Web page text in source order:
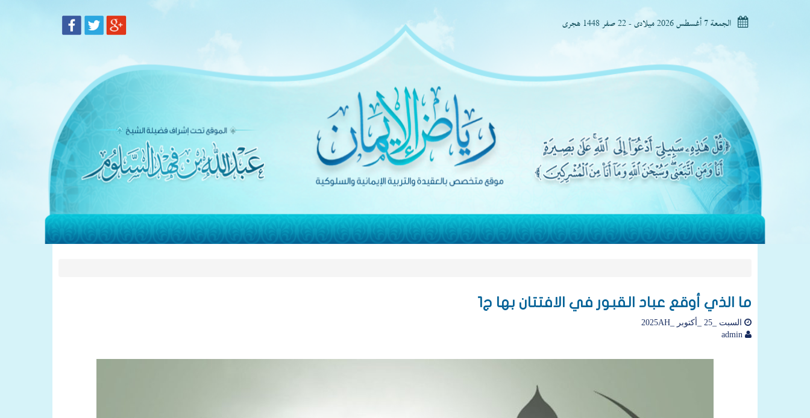
الجمعة 7 أغسطس 2026 ميلادى - 22 صفر 1448 هجرى
ما الذي أوقع عباد القبور في الافتتان بها ج1
السبت _25 _أكتوبر _2025AH